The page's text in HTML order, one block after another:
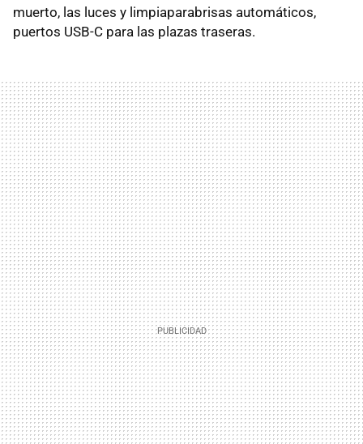
muerto, las luces y limpiaparabrisas automáticos,
puertos USB-C para las plazas traseras.